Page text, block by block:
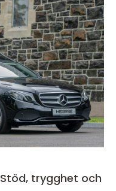
trygghet och